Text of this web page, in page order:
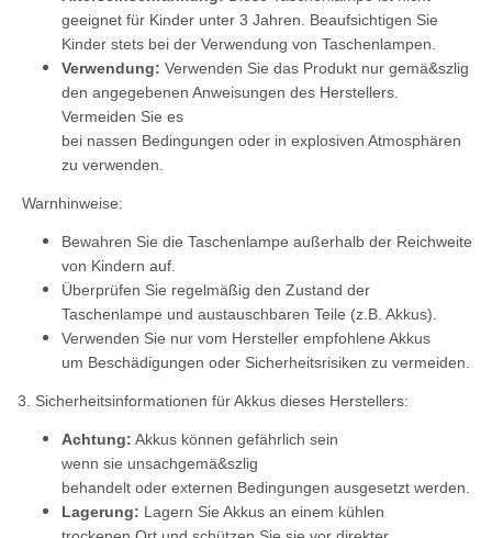
geeignet für Kinder unter 3 Jahren. Beaufsichtigen Sie
Kinder stets bei der Verwendung von Taschenlampen.
Verwendung: Verwenden Sie das Produkt nur gemä&szlig
den angegebenen Anweisungen des Herstellers.
Vermeiden Sie es
bei nassen Bedingungen oder in explosiven Atmosphären
zu verwenden.
Warnhinweise:
Bewahren Sie die Taschenlampe außerhalb der Reichweite
von Kindern auf.
Überprüfen Sie regelmäßig den Zustand der
Taschenlampe und austauschbaren Teile (z.B. Akkus).
Verwenden Sie nur vom Hersteller empfohlene Akkus
um Beschädigungen oder Sicherheitsrisiken zu vermeiden.
3. Sicherheitsinformationen für Akkus dieses Herstellers:
Achtung: Akkus können gefährlich sein
wenn sie unsachgemä&szlig
behandelt oder externen Bedingungen ausgesetzt werden.
Lagerung: Lagern Sie Akkus an einem kühlen